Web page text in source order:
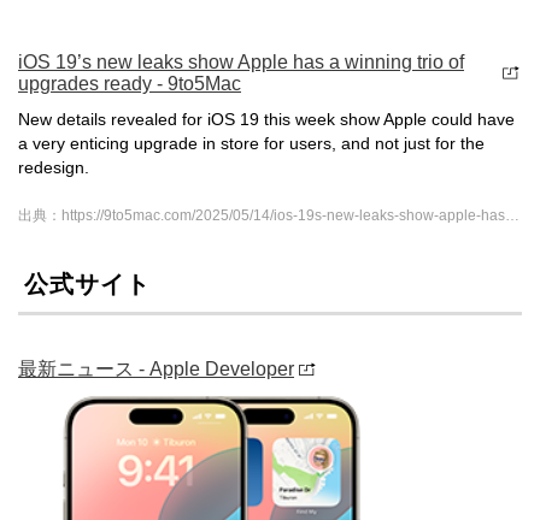
iOS 19’s new leaks show Apple has a winning trio of
upgrades ready - 9to5Mac
New details revealed for iOS 19 this week show Apple could have
a very enticing upgrade in store for users, and not just for the
redesign.
公式サイト
最新ニュース - Apple Developer